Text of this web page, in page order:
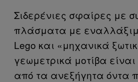
Σιδερένιες σφαίρες με
πλάσματα με
Lego και «μηχανικά
γεωμετρικά μοτίβα
από τα ανεξήγητα όντα